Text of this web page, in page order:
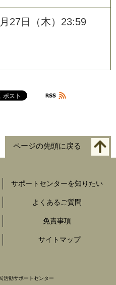
27日（木）23:59
ページの先頭に戻る
サポートセンターを知りたい
よくあるご質問
免責事項
サイトマップ
活動サポートセンター